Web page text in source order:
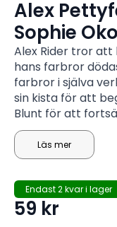
Alex
Sophie
Alex Rider tror att
hans farbror
farbror i själva
sin kista för att
Blunt för att
Cornwall för att
som Darrius
de nya
vad det är.
Läs mer
Endast 2 kvar i lager
59 kr